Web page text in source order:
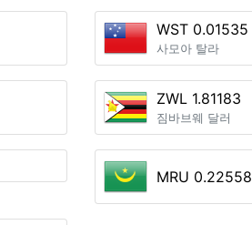
WST 0.01535
사모아 탈라
ZWL 1.81183
짐바브웨 달러
MRU 0.22558